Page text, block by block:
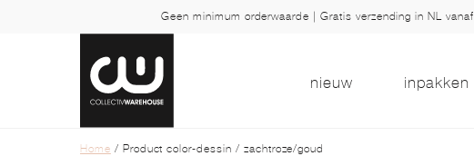
Geen minimum orderwaarde | Gratis verzending in NL
nieuw inpakken
Home / Product color-dessin / zachtroze/goud